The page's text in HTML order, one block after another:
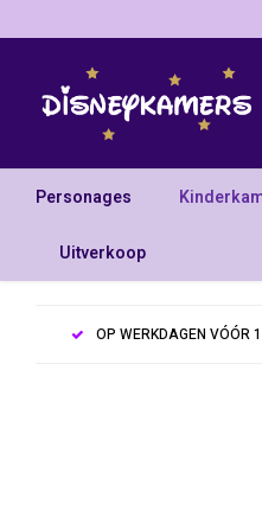
Personages
Uitverkoop
OP WERKDAGEN VÓÓR